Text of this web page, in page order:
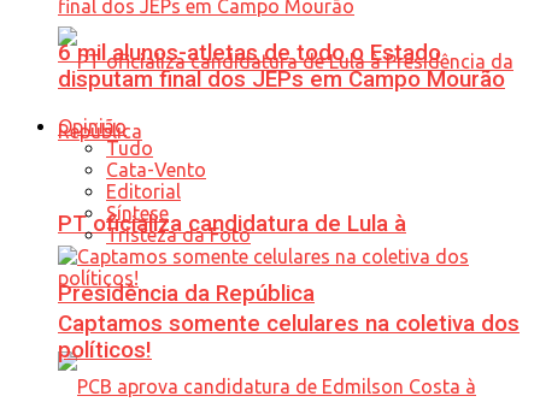
PT oficializa candidatura de Lula à
Presidência da República
6 mil alunos-atletas de todo o Estado
disputam final dos JEPs em Campo Mourão
Opinião
Tudo
Cata-Vento
Editorial
Síntese
Tristeza da Foto
Captamos somente celulares na coletiva dos
políticos!